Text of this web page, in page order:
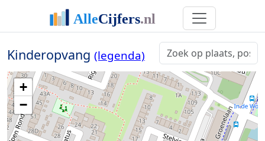
Kinderopvang (legenda)
+
−